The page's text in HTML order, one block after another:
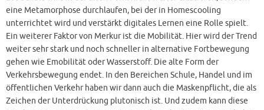
eine Metamorphose durchlaufen, bei der in Homescooling
unterrichtet wird und verstärkt digitales Lernen eine Rolle spielt.
Ein weiterer Faktor von Merkur ist die Mobilität. Hier wird der Trend
weiter sehr stark und noch schneller in alternative Fortbewegung
gehen wie Emobilität oder Wasserstoff. Die alte Form der
Verkehrsbewegung endet. In den Bereichen Schule, Handel und im
öffentlichen Verkehr haben wir dann auch die Maskenpflicht, die als
Zeichen der Unterdrückung plutonisch ist. Und zudem kann diese